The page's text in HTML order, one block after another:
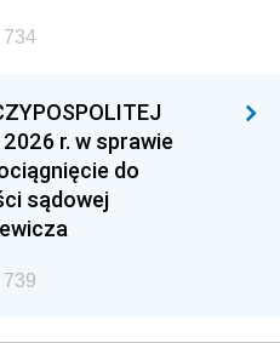
734
r. w sprawie
do
sądowej